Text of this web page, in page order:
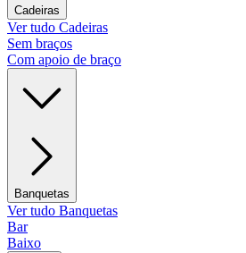
Cadeiras
Ver tudo Cadeiras
Sem braços
Com apoio de braço
Banquetas
Ver tudo Banquetas
Bar
Baixo